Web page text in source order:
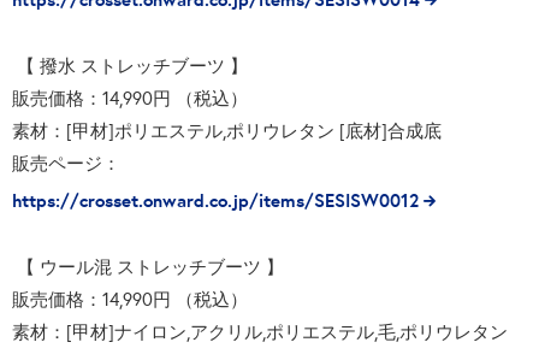
【 撥水 ストレッチブーツ 】
販売価格：14,990円 （税込）
素材：[甲材]ポリエステル,ポリウレタン [底材]合成底
販売ページ：
https://crosset.onward.co.jp/items/SESISW0012
【 ウール混 ストレッチブーツ 】
販売価格：14,990円 （税込）
素材：[甲材]ナイロン,アクリル,ポリエステル,毛,ポリウレタン